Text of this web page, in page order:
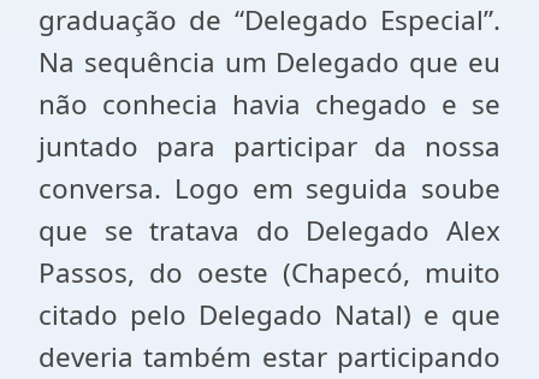
graduação de “Delegado Especial”.
Na sequência um Delegado que eu
não conhecia havia chegado e se
juntado para participar da nossa
conversa. Logo em seguida soube
que se tratava do Delegado Alex
Passos, do oeste (Chapecó, muito
citado pelo Delegado Natal) e que
deveria também estar participando